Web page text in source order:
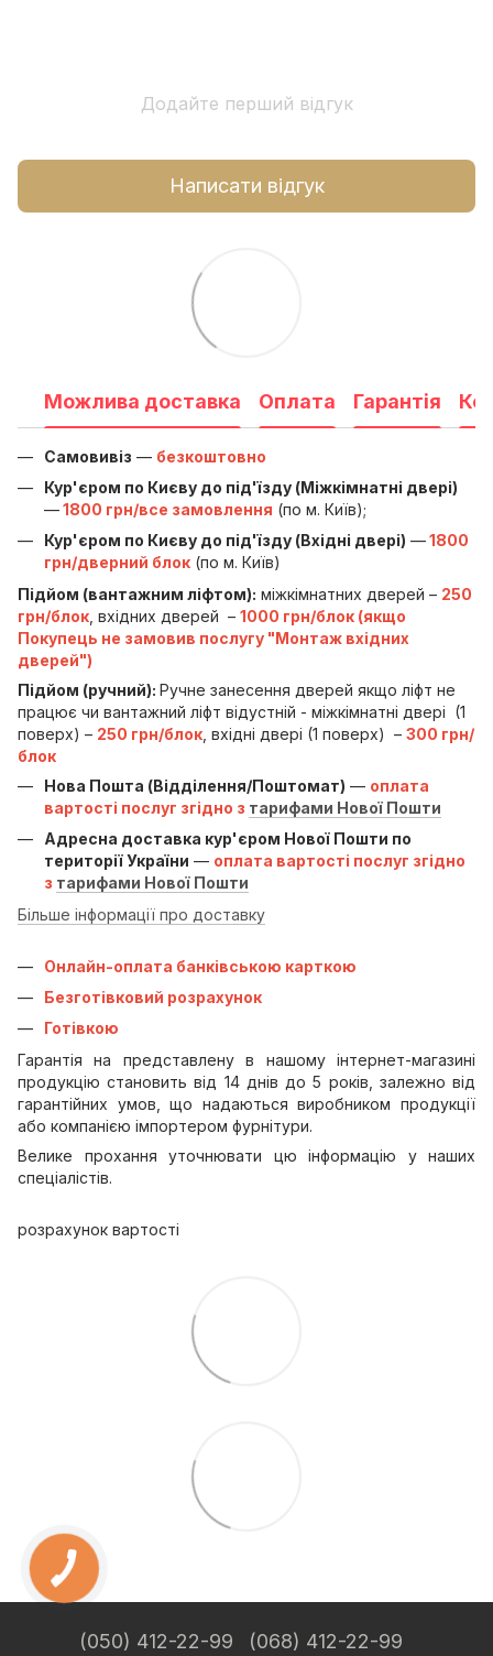
Додайте перший відгук
Написати відгук
Можлива доставка Оплата Гарантія
Самовивіз — безкоштовно
Кур'єром по Києву до під'їзду (Міжкімнатні двері)
—1800 грн/все замовлення (по м. Київ);
Кур'єром по Києву до під'їзду (Вхідні двері) —1800
грн/дверний блок (по м. Київ)
Підйом (вантажним ліфтом): міжкімнатних дверей – 250
грн/блок , вхідних дверей – 1000 грн/блок (якщо
Покупець не замовив послугу "Монтаж вхідних
дверей")
Підйом (ручний): Ручне занесення дверей якщо ліфт не
працює чи вантажний ліфт відустній - міжкімнатні двері (1
поверх) – 250 грн/блок , вхідні двері (1 поверх) – 300 грн/
блок
Нова Пошта (Відділення/Поштомат) — оплата
вартості послуг згідно з тарифами Нової Пошти
Адресна доставка кур'єром Нової Пошти по
території України — оплата вартості послуг згідно
з тарифами Нової Пошти
Більше інформації про доставку
Онлайн-оплата банківською карткою
Безготівковий розрахунок
Готівкою
Гарантія на представлену в нашому інтернет-магазині
продукцію становить від 14 днів до 5 років, залежно від
гарантійних умов, що надаються виробником продукції
або компанією імпортером фурнітури.
Велике прохання уточнювати цю інформацію у наших
спеціалістів.
розрахунок вартості
(050) 412-22-99 (068) 412-22-99